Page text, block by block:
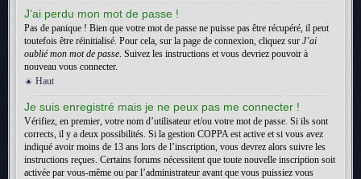
J’ai perdu mon mot de passe !
Pas de panique ! Bien que votre mot de passe ne puisse pas être récupéré, il peut
toutefois être réinitialisé. Pour cela, sur la page de connexion, cliquez sur J’ai
oublié mon mot de passe. Suivez les instructions et vous devriez pouvoir à
nouveau vous connecter.
Haut
Je suis enregistré mais je ne peux pas me connecter !
Vérifiez, en premier, votre nom d’utilisateur et/ou votre mot de passe. Si ils sont
corrects, il y a deux possibilités. Si la gestion COPPA est active et si vous avez
indiqué avoir moins de 13 ans lors de l’inscription, vous devrez alors suivre les
instructions reçues. Certains forums nécessitent que toute nouvelle inscription soit
activée par vous-même ou par l’administrateur avant que vous puissiez vous